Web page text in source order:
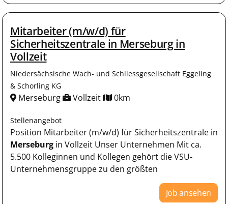
Mitarbeiter (m/w/d) für
Sicherheitszentrale in Merseburg in
Vollzeit
Niedersächsische Wach- und Schliessgesellschaft Eggeling
& Schorling KG
Merseburg Vollzeit 0km
Stellenangebot
Position Mitarbeiter (m/w/d) für Sicherheitszentrale in
Merseburg in Vollzeit Unser Unternehmen Mit ca.
5.500 Kolleginnen und Kollegen gehört die VSU-
Unternehmensgruppe zu den größten
Job ansehen